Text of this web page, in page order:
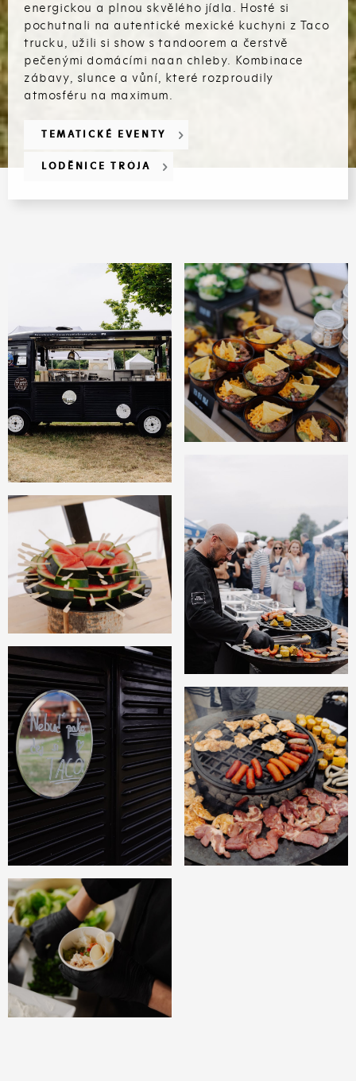
energickou a plnou skvělého jídla. Hosté si
pochutnali na autentické mexické kuchyni z Taco
trucku, užili si show s tandoorem a čerstvě
pečenými domácími naan chleby. Kombinace
zábavy, slunce a vůní, které rozproudily
atmosféru na maximum.
TEMATICKÉ EVENTY
LODĚNICE TRÓJA